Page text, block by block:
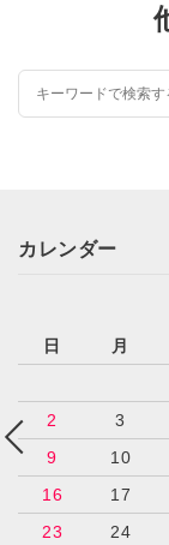
カレンダー
日
月
2
3
9
10
16
17
23
24